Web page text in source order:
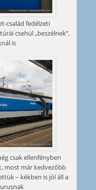
család fedélzeti
csehül „beszélnek”,
is
csak ellenfényben
most már kedvezőbb
– kékben is jól áll a